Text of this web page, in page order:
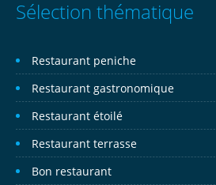
Sélection thématique
Restaurant peniche
Restaurant gastronomique
Restaurant étoilé
Restaurant terrasse
Bon restaurant